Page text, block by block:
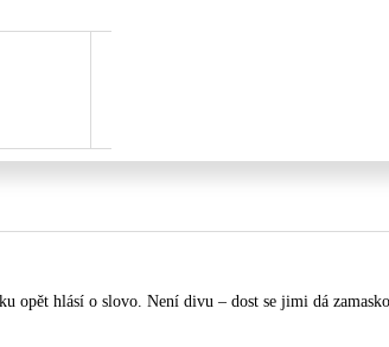
opět hlásí o slovo. Není divu – dost se jimi dá